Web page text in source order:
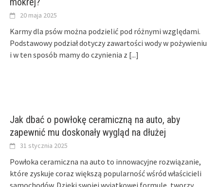
20 maja 2025
Karmy dla psów można podzielić pod różnymi względami.
Podstawowy podział dotyczy zawartości wody w pożywieniu
i w ten sposób mamy do czynienia z [...]
Jak dbać o powłokę ceramiczną na auto, aby
zapewnić mu doskonały wygląd na dłużej
31 stycznia 2025
Powłoka ceramiczna na auto to innowacyjne rozwiązanie,
które zyskuje coraz większą popularność wśród właścicieli
samochodów. Dzięki swojej wyjątkowej formule, tworzy